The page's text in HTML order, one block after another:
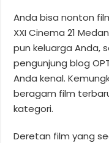
Anda bisa nonton
XXI Cinema 21
pun keluarga Anda,
pengunjung blog
Anda kenal.
beragam film
kategori.
Deretan film yang